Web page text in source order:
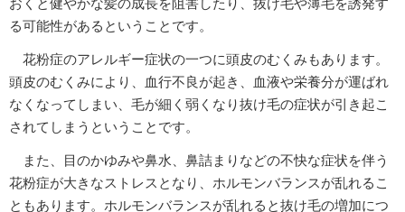
る可能性があるということです。
花粉症のアレルギー症状の一つに頭皮のむくみもあります。
頭皮のむくみにより、血行不良が起き、血液や栄養分が運ばれ
なくなってしまい、毛が細く弱くなり抜け毛の症状が引き起こ
されてしまうということです。
また、目のかゆみや鼻水、鼻詰まりなどの不快な症状を伴う
花粉症が大きなストレスとなり、ホルモンバランスが乱れるこ
ともあります。ホルモンバランスが乱れると抜け毛の増加につ